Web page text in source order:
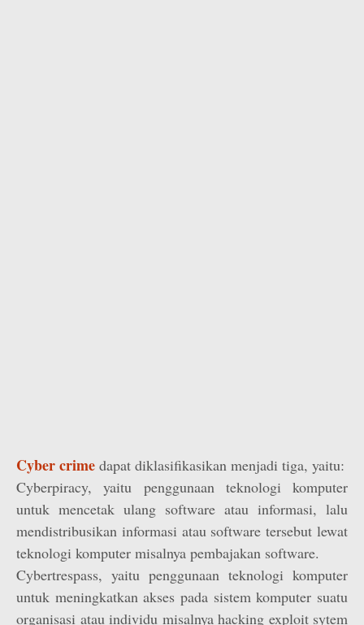
Cyber crime dapat diklasifikasikan menjadi tiga, yaitu:
Cyberpiracy, yaitu penggunaan teknologi komputer
untuk mencetak ulang software atau informasi, lalu
mendistribusikan informasi atau software tersebut lewat
teknologi komputer misalnya pembajakan software.
Cybertrespass, yaitu penggunaan teknologi komputer
untuk meningkatkan akses pada sistem komputer suatu
organisasi atau individu misalnya hacking exploit sytem